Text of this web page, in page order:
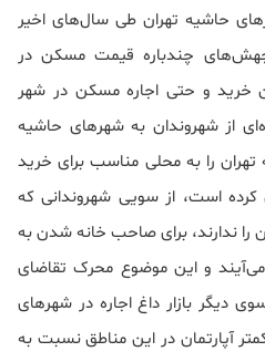
حاشیه تهران طی سال‌های اخیر
چندباره قیمت مسکن در
خرید و حتی اجاره مسکن در شهر
از شهروندان به شهرهای حاشیه
را به محلی مناسب برای خرید
است، از سویی شهروندانی که
را ندارند، برای صاحب خانه شدن به
و این موضوع محرک تقاضای
دیگر بازار داغ اجاره در شهرهای
آپارتمان در این مناطق نسبت به